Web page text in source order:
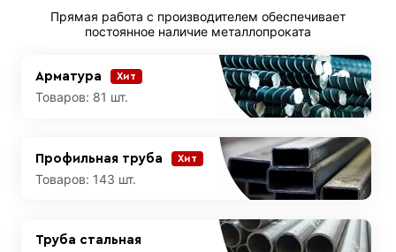
Прямая работа с производителем обеспечивает
постоянное наличие металлопроката
Арматура Хит
Товаров: 81 шт.
Профильная труба Хит
Товаров: 143 шт.
Труба стальная